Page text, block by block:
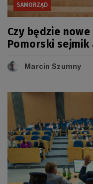
SAMORZĄD
Czy będzie
Pomorski sejmik
Marcin Szumny